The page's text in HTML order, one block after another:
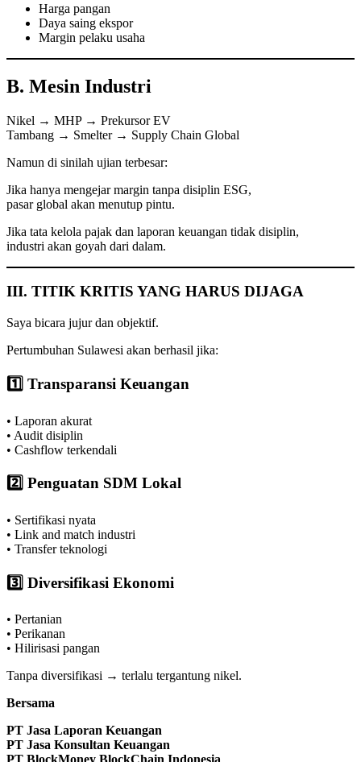
Harga pangan
Daya saing ekspor
Margin pelaku usaha
B. Mesin Industri
Nikel → MHP → Prekursor EV
Tambang → Smelter → Supply Chain Global
Namun di sinilah ujian terbesar:
Jika hanya mengejar margin tanpa disiplin ESG,
pasar global akan menutup pintu.
Jika tata kelola pajak dan laporan keuangan tidak disiplin,
industri akan goyah dari dalam.
III. TITIK KRITIS YANG HARUS DIJAGA
Saya bicara jujur dan objektif.
Pertumbuhan Sulawesi akan berhasil jika:
1️⃣ Transparansi Keuangan
• Laporan akurat
• Audit disiplin
• Cashflow terkendali
2️⃣ Penguatan SDM Lokal
• Sertifikasi nyata
• Link and match industri
• Transfer teknologi
3️⃣ Diversifikasi Ekonomi
• Pertanian
• Perikanan
• Hilirisasi pangan
Tanpa diversifikasi → terlalu tergantung nikel.
Bersama
PT Jasa Laporan Keuangan
PT Jasa Konsultan Keuangan